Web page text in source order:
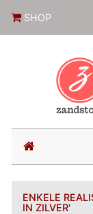
SHOP
(current)
ENKELE
IN ZILVER'